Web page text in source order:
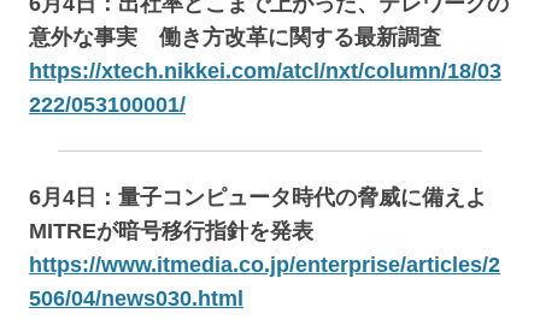
意外な事実 働き方改革に関する最新調査
https://xtech.nikkei.com/atcl/nxt/column/18/03
222/053100001/
6月4日：量子コンピュータ時代の脅威に備えよ
MITREが暗号移行指針を発表
https://www.itmedia.co.jp/enterprise/articles/2
506/04/news030.html